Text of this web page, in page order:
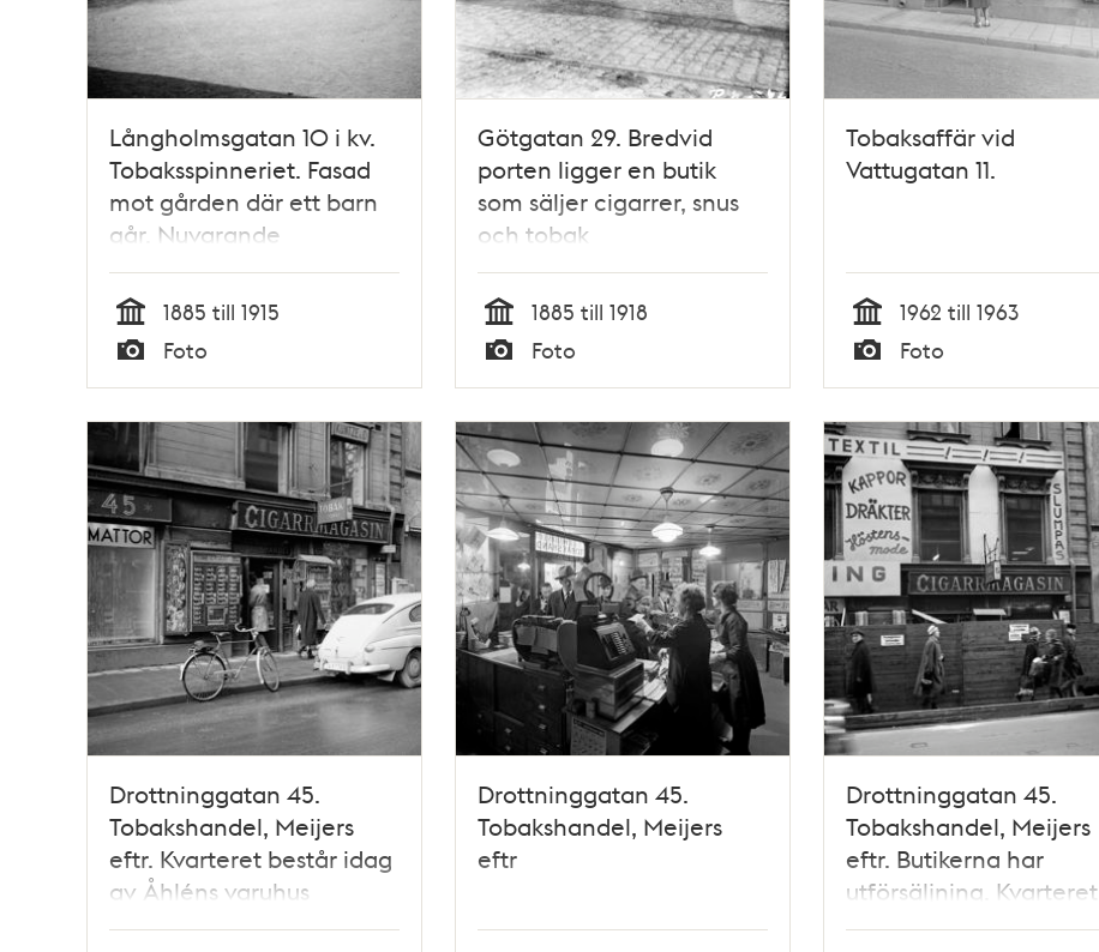
Långholmsgatan 10 i kv.
Tobaksspinneriet. Fasad
mot gården där ett barn
går. Nuvarande
Långholmsgatan 12 och
Högalidsgatan 23
Tid
1885 till 1915
Typ
Foto
Götgatan 29. Bredvid
porten ligger en butik
som säljer cigarrer, snus
och tobak
Tid
1885 till 1918
Typ
Foto
Tobaksaffär vid
Vattugatan 11.
Tid
1962 till 1963
Typ
Foto
Drottninggatan 45.
Tobakshandel, Meijers
eftr. Kvarteret består idag
av Åhléns varuhus
Drottninggatan 45.
Tobakshandel, Meijers
eftr
Drottninggatan 45.
Tobakshandel, Meijers
eftr. Butikerna har
utförsäljning. Kvarteret
består idag av Åhléns